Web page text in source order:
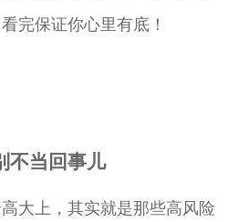
完保证你心里有底！
不当回事儿
大上，其实就是那些高风险